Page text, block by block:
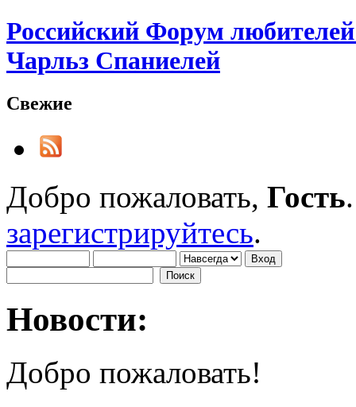
Российский Форум
Чарльз Спаниелей
Свежие
Добро пожаловать, Гость
зарегистрируйтесь.
Новости:
Добро пожаловать!